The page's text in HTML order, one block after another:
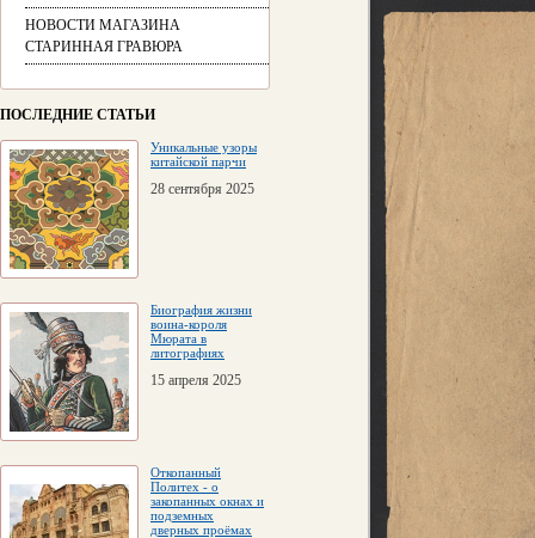
НОВОСТИ МАГАЗИНА
СТАРИННАЯ ГРАВЮРА
ПОСЛЕДНИЕ СТАТЬИ
Уникальные узоры
китайской парчи
28 сентября 2025
Биография жизни
воина-короля
Мюрата в
литографиях
15 апреля 2025
Откопанный
Политех - о
закопанных окнах и
подземных
дверных проёмах